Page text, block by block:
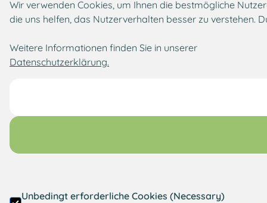
Wir verwenden Cookies, um Ihnen die bestmögliche
die uns helfen, das Nutzerverhalten besser zu verstehen.
Weitere Informationen finden Sie in unserer
Datenschutzerklärung.
Unbedingt erforderliche Cookies (Necessary)